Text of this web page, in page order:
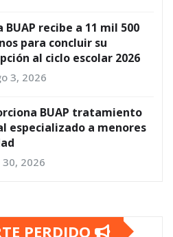
BUAP recibe a 11 mil 500
para concluir su
al ciclo escolar 2026
3, 2026
BUAP tratamiento
especializado a menores
30, 2026
PERDIDO